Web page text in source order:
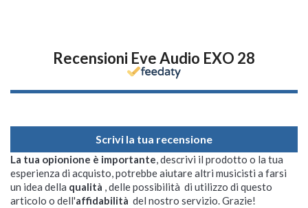
Recensioni Eve Audio EXO 28
Scrivi la tua recensione
La tua opionione è importante, descrivi il prodotto o la tua
esperienza di acquisto, potrebbe aiutare altri musicisti a farsi
un idea della qualità , delle possibilità di utilizzo di questo
articolo o dell'affidabilità del nostro servizio. Grazie!